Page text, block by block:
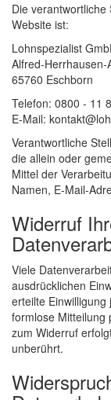
Die
Website ist:
Lohnspezialist
Alfred-Herrhausen-
65760 Eschborn
Telefon: 0800 - 11
E-Mail:
Verantwortliche
die allein oder
Mittel der
Namen, E-Mail-
Widerruf
Viele
ausdrücklichen
erteilte
formlose Mitteilung
zum Widerruf
unberührt.